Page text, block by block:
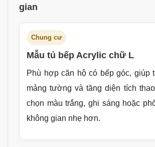
gian
Chung cư
Mẫu tủ bếp Acrylic chữ L
Phù hợp căn hộ có bếp góc, giúp
mảng tường và tăng diện tích
chọn màu trắng, ghi sáng hoặc
không gian nhẹ hơn.